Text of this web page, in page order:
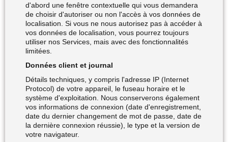
d'abord une fenêtre contextuelle qui vous demandera
de choisir d'autoriser ou non l'accès à vos données de
localisation. Si vous ne nous autorisez pas à accéder à
vos données de localisation, vous pourrez toujours
utiliser nos Services, mais avec des fonctionnalités
limitées.
Données client et journal
Détails techniques, y compris l'adresse IP (Internet
Protocol) de votre appareil, le fuseau horaire et le
système d'exploitation. Nous conserverons également
vos informations de connexion (date d'enregistrement,
date du dernier changement de mot de passe, date de
la dernière connexion réussie), le type et la version de
votre navigateur.